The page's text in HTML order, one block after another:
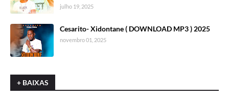
julho 19, 2025
Cesarito- Xidontane ( DOWNLOAD MP3 ) 2025
novembro 01, 2025
+ BAIXAS